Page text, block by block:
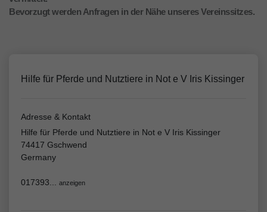
Bevorzugt werden Anfragen in der Nähe unseres Vereinssitzes.
Hilfe für Pferde und Nutztiere in Not e V Iris Kissinger
Adresse & Kontakt
Hilfe für Pferde und Nutztiere in Not e V Iris Kissinger
74417 Gschwend
Germany
017393... anzeigen